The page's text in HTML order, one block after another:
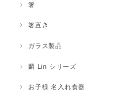
箸
箸置き
ガラス製品
麟 Lin シリーズ
お子様 名入れ食器